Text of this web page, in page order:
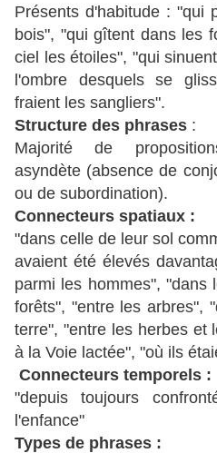
Présents d'habitude : "qui
bois", "qui gîtent dans les
ciel les étoiles", "qui
l'ombre desquels se
fraient les sangliers".
Structure des phrases :
Majorité de
asyndète (absence de
ou de subordination).
Connecteurs spatiaux :
"dans celle de leur sol
avaient été élevés
parmi les hommes", "dans
forêts", "entre les arbres",
terre", "entre les herbes et
à la Voie lactée", "où ils
Connecteurs temporels :
"depuis toujours
l'enfance"
Types de phrases :